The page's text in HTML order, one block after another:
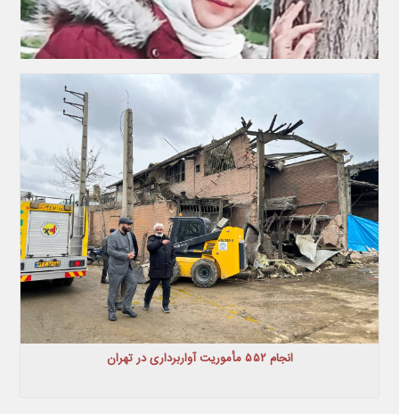
انجام ۵۵۲ مأموریت آواربرداری در تهران